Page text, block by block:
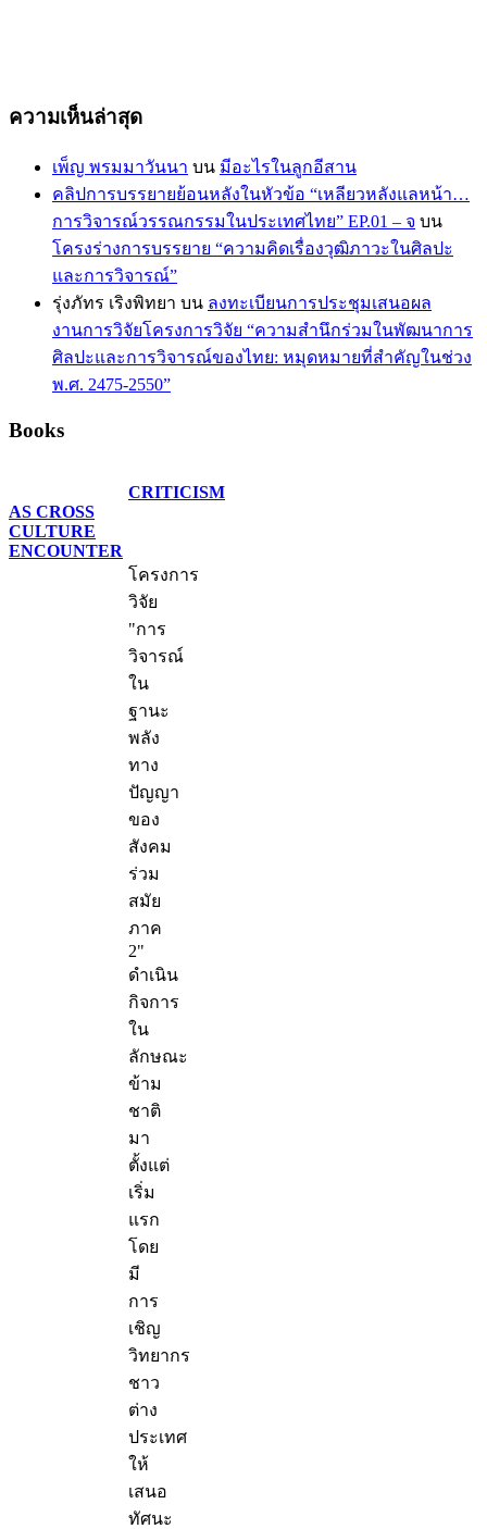
ความเห็นล่าสุด
เพ็ญ พรมมาวันนา บน มีอะไรในลูกอีสาน
คลิปการบรรยายย้อนหลังในหัวข้อ “เหลียวหลังแลหน้า…
การวิจารณ์วรรณกรรมในประเทศไทย” EP.01 – จ บน
โครงร่างการบรรยาย “ความคิดเรื่องวุฒิภาวะในศิลปะ
และการวิจารณ์”
รุ่งภัทร เริงพิทยา บน ลงทะเบียนการประชุมเสนอผล
งานการวิจัยโครงการวิจัย “ความสำนึกร่วมในพัฒนาการ
ศิลปะและการวิจารณ์ของไทย: หมุดหมายที่สำคัญในช่วง
พ.ศ. 2475-2550”
Books
CRITICISM
AS CROSS
CULTURE
ENCOUNTER
โครงการ
วิจัย
"การ
วิจารณ์
ใน
ฐานะ
พลัง
ทาง
ปัญญา
ของ
สังคม
ร่วม
สมัย
ภาค
2"
ดำเนิน
กิจการ
ใน
ลักษณะ
ข้าม
ชาติ
มา
ตั้งแต่
เริ่ม
แรก
โดย
มี
การ
เชิญ
วิทยากร
ชาว
ต่าง
ประเทศ
ให้
เสนอ
ทัศนะ